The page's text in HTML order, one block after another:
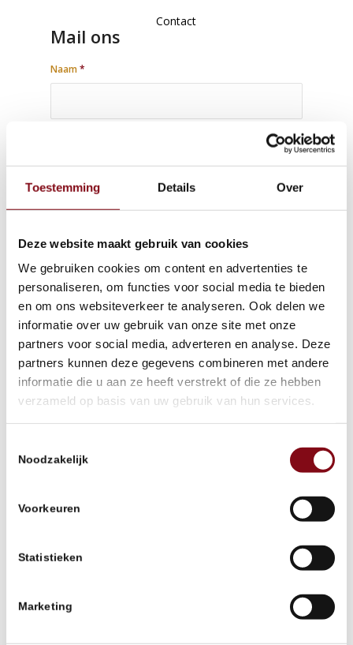
Toestemming Details Over
Deze website maakt gebruik van cookies
We gebruiken cookies om content en advertenties te
personaliseren, om functies voor social media te bieden
en om ons websiteverkeer te analyseren. Ook delen we
informatie over uw gebruik van onze site met onze
partners voor social media, adverteren en analyse. Deze
partners kunnen deze gegevens combineren met andere
informatie die u aan ze heeft verstrekt of die ze hebben
verzameld op basis van uw gebruik van hun services.
Noodzakelijk
Voorkeuren
Statistieken
Marketing
Contact
Mail ons
Naam*
Voorkeur Locatie*
1 + 1 = ?
vergelijking op te lossen.